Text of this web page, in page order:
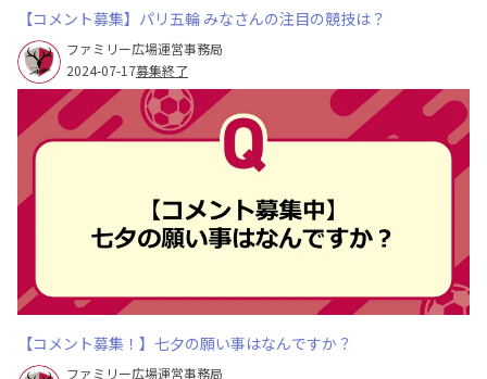
【コメント募集】パリ五輪 みなさんの注目の競技は？
ファミリー広場運営事務局
2024-07-17募集終了
【コメント募集！】七夕の願い事はなんですか？
ファミリー広場運営事務局